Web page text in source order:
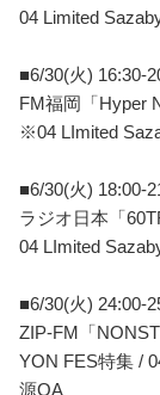
04 Limited
■6/30(火) 16:30-
FM福岡「Hyper
※04 LImited
■6/30(火) 18:00-
ラジオ日本「
04 LImited
■6/30(火) 24:00-
ZIP-FM「
YON FES特集 /
源OA